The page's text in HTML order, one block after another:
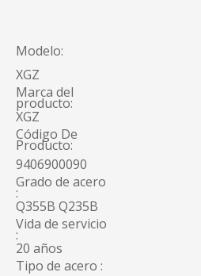
Modelo:
XGZ
Marca del
producto:
XGZ
Código De
Producto:
9406900090
Grado de acero
:
Q355B Q235B
Vida de servicio
:
20 años
Tipo de acero :